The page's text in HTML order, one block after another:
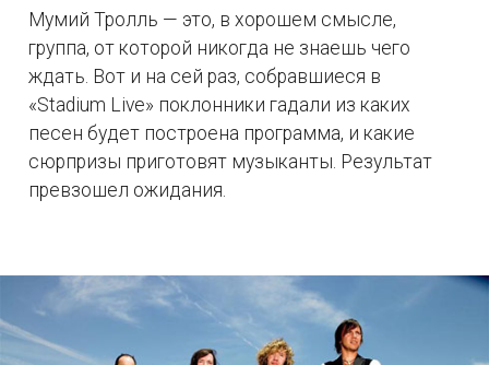
Мумий Тролль — это, в хорошем смысле,
группа, от которой никогда не знаешь чего
ждать. Вот и на сей раз, собравшиеся в
«Stadium Live» поклонники гадали из каких
песен будет построена программа, и какие
сюрпризы приготовят музыканты. Результат
превзошел ожидания.